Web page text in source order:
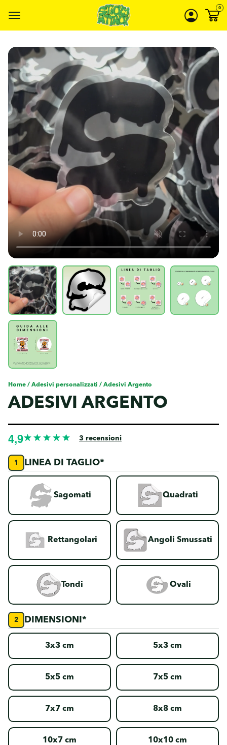
Apri
menu
0
Home / Adesivi personalizzati / Adesivi Argento
ADESIVI ARGENTO
3 recensioni
LINEA DI TAGLIO*
Sagomati Quadrati
Rettangolari Angoli Smussati
Tondi Ovali
DIMENSIONI*
3x3 cm 5x3 cm
5x5 cm 7x5 cm
7x7 cm 8x8 cm
10x7 cm 10x10 cm